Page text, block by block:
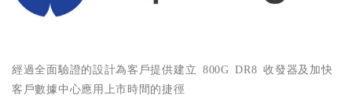
經過全面驗證的設計為客 戶提供建立 800G DR8收發器及加快
客 戶數據中心應用上市時間的捷徑